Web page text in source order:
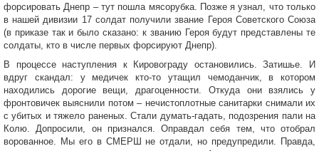
форсировать Днепр – тут пошла мясорубка. Позже я узнал, что только
в нашей дивизии 17 солдат получили звание Героя Советского Союза
(в приказе так и было сказано: к званию Героя будут представлены те
солдаты, кто в числе первых форсируют Днепр).
В процессе наступления к Кировограду остановились. Затишье. И
вдруг скандал: у медичек кто-то утащил чемоданчик, в котором
находились дорогие вещи, драгоценности. Откуда они взялись у
фронтовичек выяснили потом – нечистоплотные санитарки снимали их
с убитых и тяжело раненых. Стали думать-гадать, подозрения пали на
Колю. Допросили, он признался. Оправдал себя тем, что отобрал
ворованное. Мы его в СМЕРШ не отдали, но предупредили. Правда,